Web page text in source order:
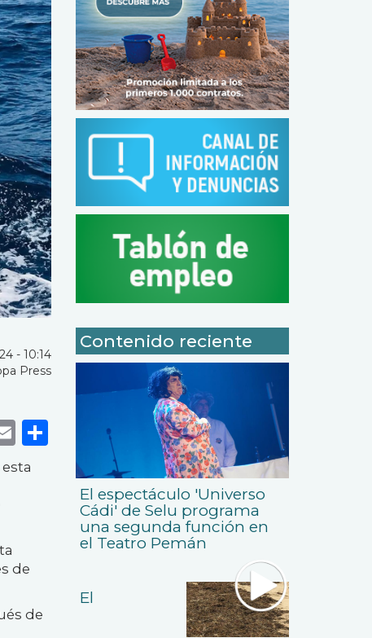
- 10:14
Press
EmailShare
de
de
Contenido reciente
El espectáculo 'Universo
Cádi' de Selu programa
una segunda función en
el Teatro Pemán
El